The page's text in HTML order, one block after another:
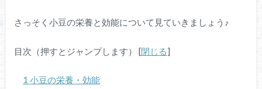
さっそく小豆の栄養と効能について見ていきましょう♪
目次（押すとジャンプします） [閉じる]
1 小豆の栄養・効能